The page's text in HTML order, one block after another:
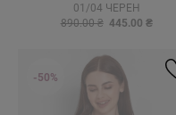
01/04 ЧЕРЕН
890.00 ₴ 445.00 ₴
-50%